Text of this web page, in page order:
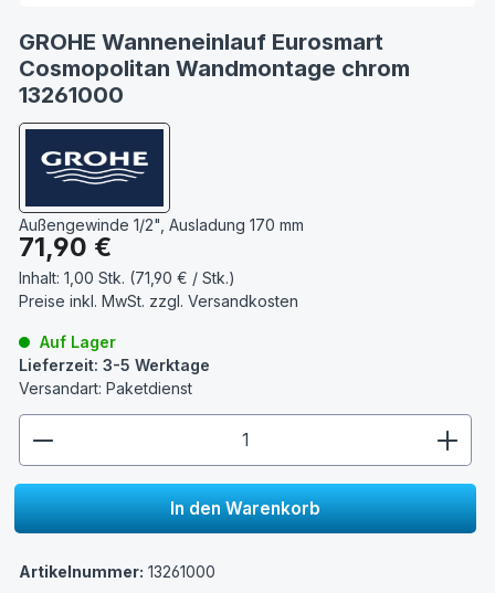
GROHE Wanneneinlauf Eurosmart
Cosmopolitan Wandmontage chrom
13261000
Außengewinde 1/2", Ausladung 170 mm
Regulärer Preis:
71,90 €
Inhalt: 1,00 Stk. (71,90 € / Stk.)
Preise inkl. MwSt. zzgl. Versandkosten
Auf Lager
Lieferzeit: 3-5 Werktage
Versandart: Paketdienst
In den Warenkorb
Artikelnummer: 13261000